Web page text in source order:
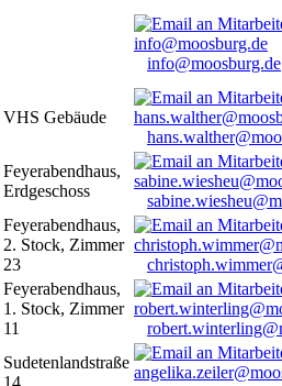
info@moosburg.de
VHS Gebäude
Feyerabendhaus,
Erdgeschoss
Feyerabendhaus,
2. Stock, Zimmer
23
Feyerabendhaus,
1. Stock, Zimmer
11
Sudetenlandstraße
14